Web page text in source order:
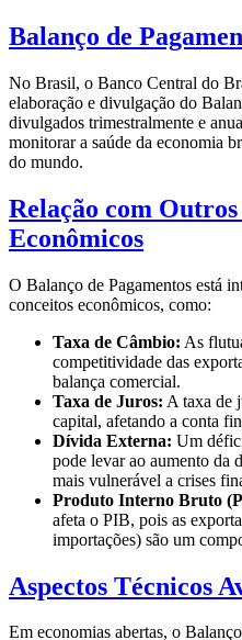
Balanço de
No Brasil, o Banco Central do
elaboração e divulgação do
divulgados trimestralmente e
monitorar a saúde da economia
do mundo.
Relação com
Econômicos
O Balanço de Pagamentos está
conceitos econômicos, como:
Taxa de Câmbio: As
competitividade das
balança comercial.
Taxa de Juros: A taxa de
capital, afetando a conta
Dívida Externa: Um
pode levar ao aumento da
mais vulnerável a crises
Produto Interno Bruto
afeta o PIB, pois as
importações) são um
Aspectos Técnicos
Em economias abertas, o